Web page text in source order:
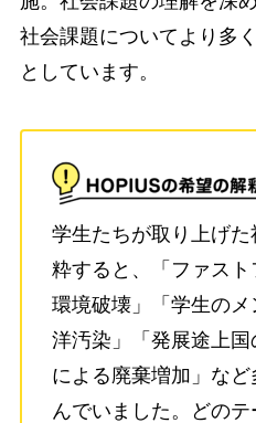
社会課題についてより多
としています。
学生たちが取り上げ
粋すると、「ファス
環境破壊」「学生の
洋汚染」「発展途上
による廃棄増加」な
んでいました。どの